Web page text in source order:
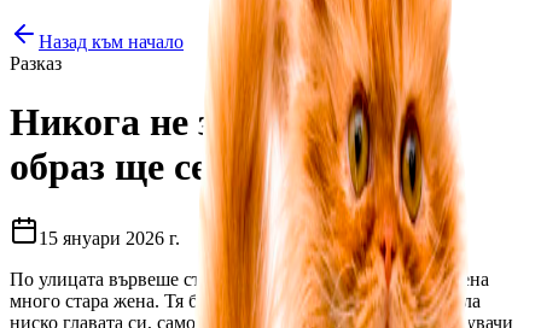
Назад към начало
Разказ
Никога не знаеш в какъв
образ ще се появи Бог
15 януари 2026 г.
По улицата вървеше старица. На пръв поглед обикновена
много стара жена. Тя бавно вървеше по снега, отпуснала
ниско главата си, самотна и изоставена. Случайни минувачи